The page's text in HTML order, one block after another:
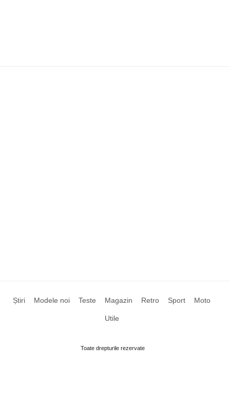
Știri Modele noi Teste Magazin Retro Sport Moto
Utile
Toate drepturile rezervate